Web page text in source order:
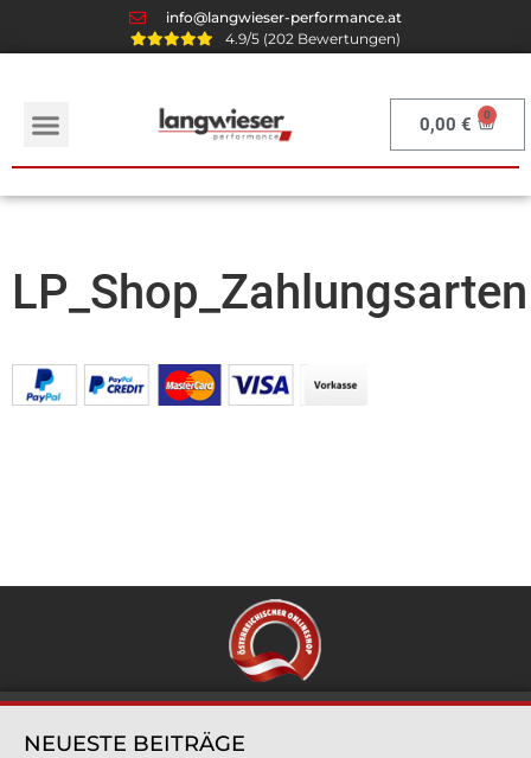
info@langwieser-performance.at
4.9/5 (202 Bewertungen)
0,00€
LP_Shop_Zahlungsarten
NEUESTE BEITRÄGE